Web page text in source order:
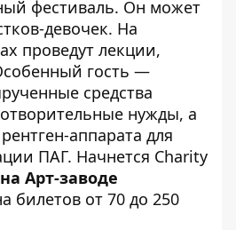
фестиваль. Он может
девочек. На
проведут лекции,
гость —
средства
нужды, а
аппарата для
ПАГ. Начнется Charity
Арт-заводе
билетов от 70 до 250